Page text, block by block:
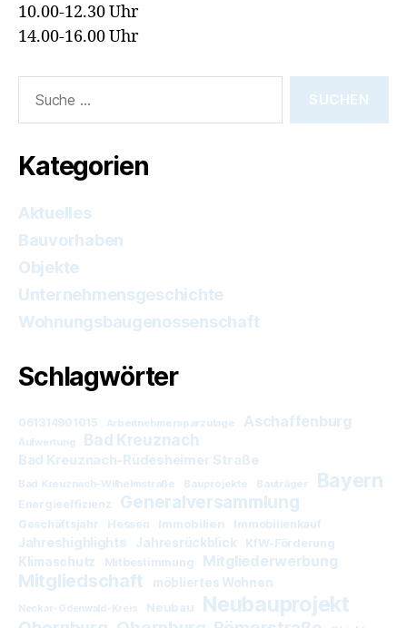
10.00-12.30 Uhr
14.00-16.00 Uhr
nach:
Kategorien
Aktuelles
Bauvorhaben
Objekte
Unternehmensgeschichte
Wohnungsbaugenossenschaft
Schlagwörter
061314901015 Arbeitnehmersparzulage Aschaffenburg
Aufwertung Bad Kreuznach
Bad Kreuznach-Rüdesheimer Straße
Bad Kreuznach-Wilhelmstraße Bauprojekte Bauträger Bayern
Energieeffizienz Generalversammlung
Geschäftsjahr Hessen Immobilien Immobilienkauf
Jahreshighlights Jahresrückblick KfW-Förderung
Klimaschutz Mitbestimmung Mitgliederwerbung
Mitgliedschaft möbliertes Wohnen
Neckar-Odenwald-Kreis Neubau Neubauprojekt